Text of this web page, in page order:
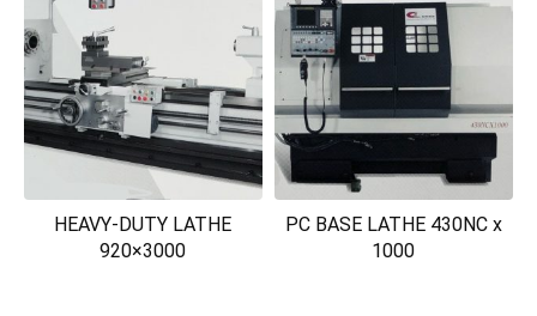
HEAVY-DUTY LATHE
920×3000
PC BASE LATHE 430NC x
1000